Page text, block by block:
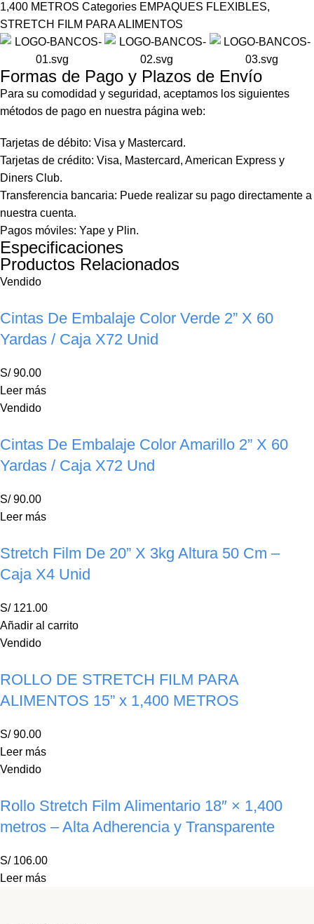
1,400 METROS Categories EMPAQUES FLEXIBLES,
STRETCH FILM PARA ALIMENTOS
Formas de Pago y Plazos de Envío
Para su comodidad y seguridad, aceptamos los siguientes
métodos de pago en nuestra página web:
Tarjetas de débito: Visa y Mastercard.
Tarjetas de crédito: Visa, Mastercard, American Express y
Diners Club.
Transferencia bancaria: Puede realizar su pago directamente a
nuestra cuenta.
Pagos móviles: Yape y Plin.
Especificaciones
Productos Relacionados
Vendido
Cintas De Embalaje Color Verde 2” X 60
Yardas / Caja X72 Unid
S/90.00
Leer más
Vendido
Cintas De Embalaje Color Amarillo 2” X 60
Yardas / Caja X72 Und
S/90.00
Leer más
Stretch Film De 20” X 3kg Altura 50 Cm –
Caja X4 Unid
S/121.00
Añadir al carrito
Vendido
ROLLO DE STRETCH FILM PARA
ALIMENTOS 15” x 1,400 METROS
S/90.00
Leer más
Vendido
Rollo Stretch Film Alimentario 18″ × 1,400
metros – Alta Adherencia y Transparente
S/106.00
Leer más